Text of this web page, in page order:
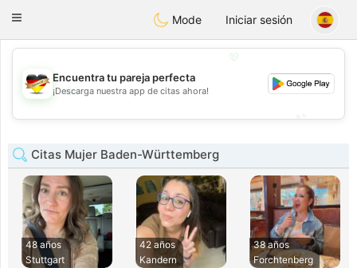
DeutschDating
Toggle
Mode Iniciar sesión
💖
💕
Encuentra tu pareja perfecta
¡Descarga nuestra app de citas ahora!
Citas Mujer Baden-Württemberg
48 años
Stuttgart
42 años
Kandern
38 años
Forchtenberg